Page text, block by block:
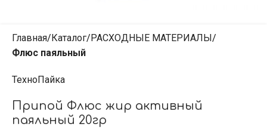
Главная Каталог РАСХОДНЫЕ МАТЕРИАЛЫ
Флюс паяльный
ТехноПайка
Припой Флюс жир активный
паяльный 20гр